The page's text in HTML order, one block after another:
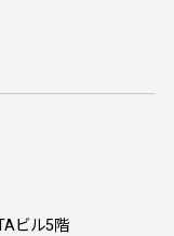
ビル5階